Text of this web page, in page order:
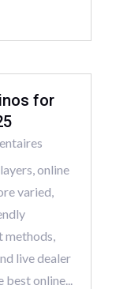
for
online
varied,
methods,
live dealer
best online...